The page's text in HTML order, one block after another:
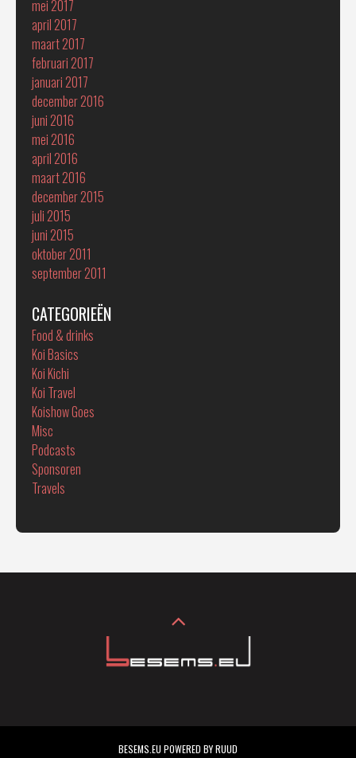
mei 2017
april 2017
maart 2017
februari 2017
januari 2017
december 2016
juni 2016
mei 2016
april 2016
maart 2016
december 2015
juli 2015
juni 2015
oktober 2011
september 2011
CATEGORIEËN
Food & drinks
Koi Basics
Koi Kichi
Koi Travel
Koishow Goes
Misc
Podcasts
Sponsoren
Travels
BESEMS.EU POWERED BY RUUD